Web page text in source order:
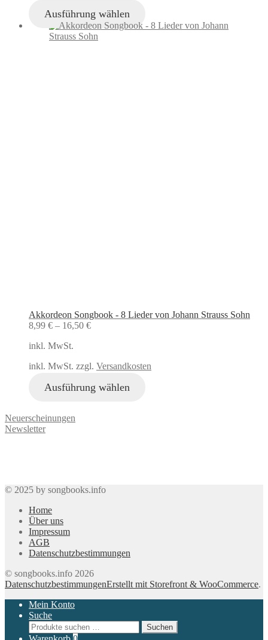
Ausführung wählen
Akkordeon Songbook - 8 Lieder von Johann Strauss Sohn
8,99 € – 16,50 €
inkl. MwSt.
inkl. MwSt. zzgl. Versandkosten
Ausführung wählen
Neuerscheinungen
Newsletter
© 2025 by songbooks.info
Home
Über uns
Impressum
AGB
Datenschutzbestimmungen
© songbooks.info 2026
DatenschutzbestimmungenErstellt mit Storefront & WooCommerce.
Mein Konto
Suche
Suchen
nach:
Suchen